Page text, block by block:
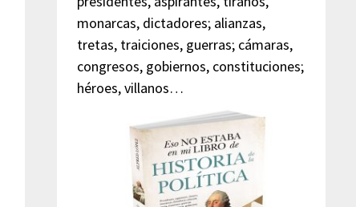
monarcas, dictadores; alianzas,
tretas, traiciones, guerras; cámaras,
congresos, gobiernos, constituciones;
héroes, villanos…